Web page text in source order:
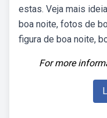
estas. Veja mais
boa noite, fotos de
figura de boa noite,
For more